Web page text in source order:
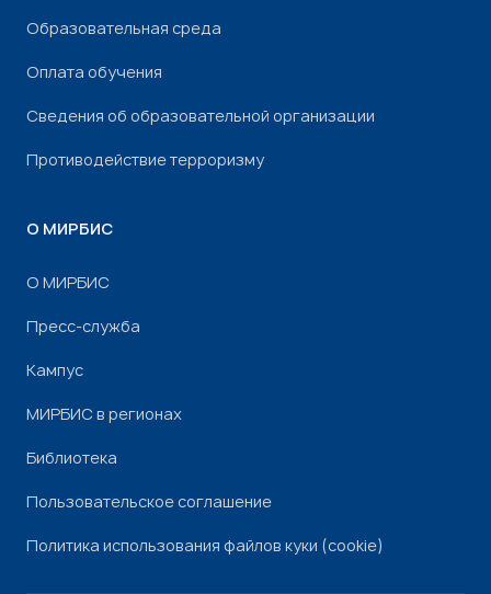
Образовательная среда
Оплата обучения
Сведения об образовательной организации
Противодействие терроризму
О МИРБИС
О МИРБИС
Пресс-служба
Кампус
МИРБИС в регионах
Библиотека
Пользовательское соглашение
Политика использования файлов куки (cookie)